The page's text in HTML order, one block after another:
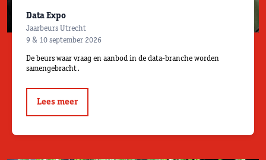
Data Expo
Jaarbeurs Utrecht
9 & 10 september 2026
De beurs waar vraag en aanbod in de data-branche worden
samengebracht.
Lees meer